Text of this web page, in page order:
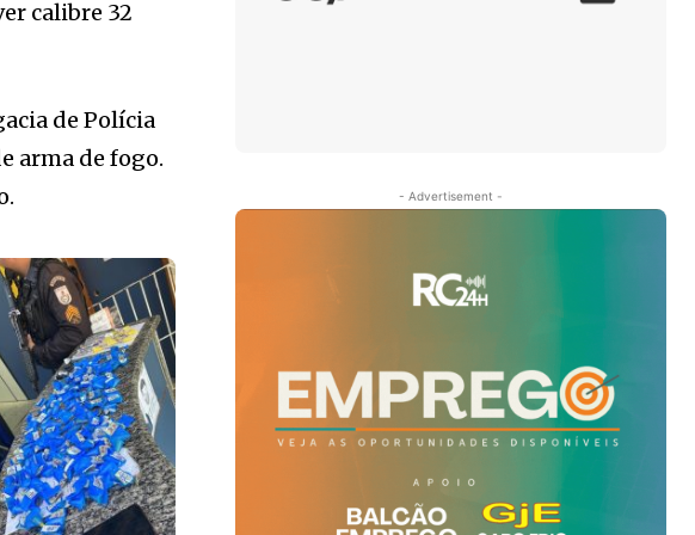
calibre 32
de Polícia
arma de fogo.
- Advertisement -